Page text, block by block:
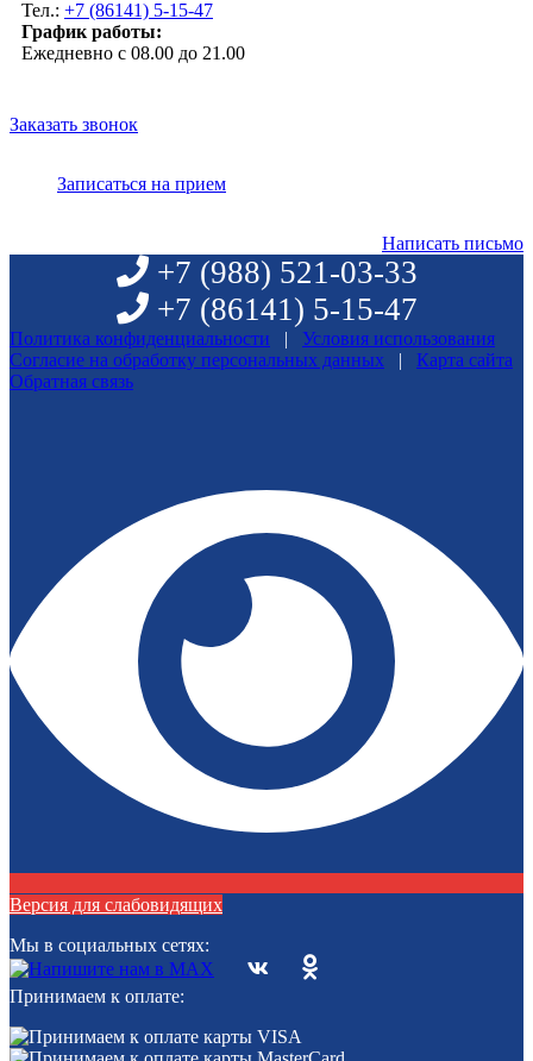
Тел.: +7 (86141) 5-15-47
График работы:
Ежедневно с 08.00 до 21.00
Заказать звонок
Записаться на прием
Написать письмо
+7 (988) 521-03-33
+7 (86141) 5-15-47
Политика конфиденциальности |
Условия использования
Согласие на обработку персональных данных
|
Карта сайта
Обратная связь
Версия для слабовидящих
Мы в социальных сетях:
Принимаем к оплате: